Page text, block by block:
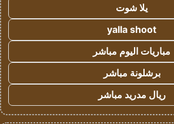
يلا شوت
yalla shoot
مباريات اليوم مباشر
برشلونة مباشر
ريال مدريد مباشر